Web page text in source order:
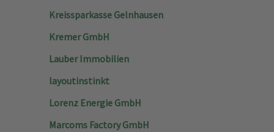
Kreissparkasse Gelnhausen
Kremer GmbH
Lauber Immobilien
layoutinstinkt
Lorenz Energie GmbH
Marcoms Factory GmbH